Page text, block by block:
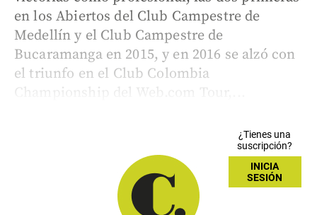
en los Abiertos del Club Campestre de
Medellín y el Club Campestre de
Bucaramanga en 2015, y en 2016 se alzó con
el triunfo en el Club Colombia
Championship del Web.com Tour,...
¿Tienes una
suscripción?
INICIA
SESIÓN